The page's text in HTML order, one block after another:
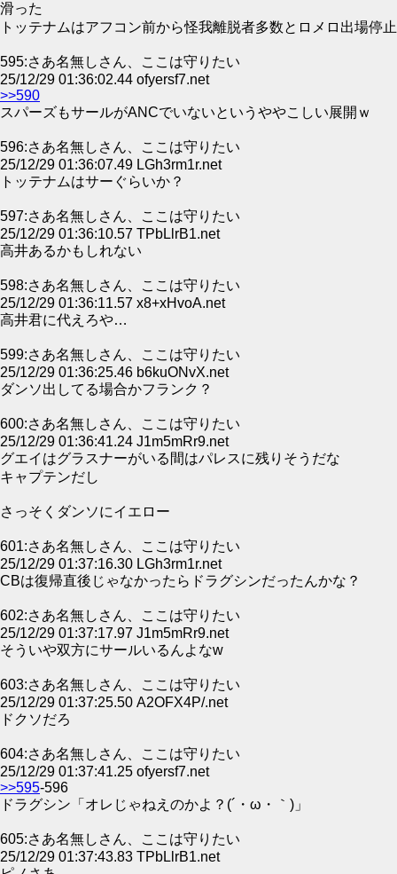
滑った
トッテナムはアフコン前から怪我離脱者多数とロメロ出場停止
595:さあ名無しさん、ここは守りたい
25/12/29 01:36:02.44 ofyersf7.net
>>590
スパーズもサールがANCでいないというややこしい展開ｗ
596:さあ名無しさん、ここは守りたい
25/12/29 01:36:07.49 LGh3rm1r.net
トッテナムはサーぐらいか？
597:さあ名無しさん、ここは守りたい
25/12/29 01:36:10.57 TPbLlrB1.net
高井あるかもしれない
598:さあ名無しさん、ここは守りたい
25/12/29 01:36:11.57 x8+xHvoA.net
高井君に代えろや…
599:さあ名無しさん、ここは守りたい
25/12/29 01:36:25.46 b6kuONvX.net
ダンソ出してる場合かフランク？
600:さあ名無しさん、ここは守りたい
25/12/29 01:36:41.24 J1m5mRr9.net
グエイはグラスナーがいる間はパレスに残りそうだな
キャプテンだし
さっそくダンソにイエロー
601:さあ名無しさん、ここは守りたい
25/12/29 01:37:16.30 LGh3rm1r.net
CBは復帰直後じゃなかったらドラグシンだったんかな？
602:さあ名無しさん、ここは守りたい
25/12/29 01:37:17.97 J1m5mRr9.net
そういや双方にサールいるんよなw
603:さあ名無しさん、ここは守りたい
25/12/29 01:37:25.50 A2OFX4P/.net
ドクソだろ
604:さあ名無しさん、ここは守りたい
25/12/29 01:37:41.25 ofyersf7.net
>>595-596
ドラグシン「オレじゃねえのかよ？(´・ω・｀)」
605:さあ名無しさん、ここは守りたい
25/12/29 01:37:43.83 TPbLlrB1.net